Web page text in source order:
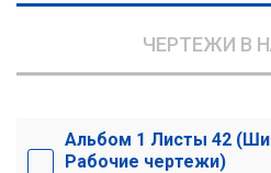
ЧЕРТЕЖИ В
Альбом 1 Листы 42
Рабочие чертежи)